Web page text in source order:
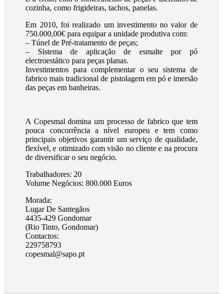
cozinha, como frigideiras, tachos, panelas.
Em 2010, foi realizado um investimento no valor de
750.000,00€ para equipar a unidade produtiva com:
– Túnel de Pré-tratamento de peças;
– Sistema de aplicação de esmalte por pó
electroestático para peças planas.
Investimentos para complementar o seu sistema de
fabrico mais tradicional de pistolagem em pó e imersão
das peças em banheiras.
A Copesmal domina um processo de fabrico que tem
pouca concorrência a nível europeu e tem como
principais objetivos garantir um serviço de qualidade,
flexível, e otimizado com visão no cliente e na procura
de diversificar o seu negócio.
Trabalhadores: 20
Volume Negócios: 800.000 Euros
Morada:
Lugar De Santegãos
4435-429 Gondomar
(Rio Tinto, Gondomar)
Contactos:
229758793
copesmal@sapo.pt